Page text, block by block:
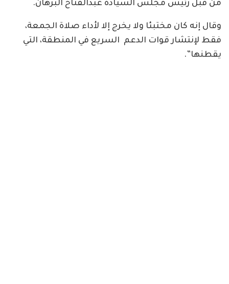
من قبل رئيس مجلس السيادة عبدالفتاح البرهان.
وقال إنه كان مختبئا ولا يخرج إلا لأداء صلاة الجمعة،
فقط لإنتشار قوات الدعم السريع في المنطقة، التي
يقطنها”.